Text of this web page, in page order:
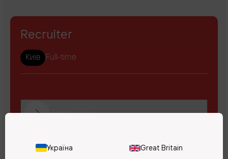
Recruiter
Київ Full-time
Детальніше
Україна
Great Britain